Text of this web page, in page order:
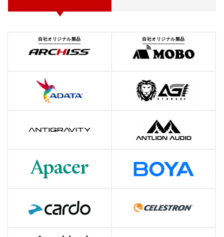
自社オリジナル製品 自社オリジナル製品